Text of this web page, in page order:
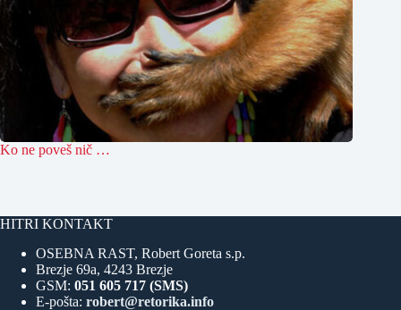
Ko ne poveš nič …
HITRI KONTAKT
OSEBNA RAST, Robert Goreta s.p.
Brezje 69a, 4243 Brezje
GSM: 051 605 717 (SMS)
E-pošta: robert@retorika.info